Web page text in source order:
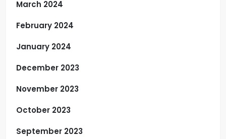
March 2024
February 2024
January 2024
December 2023
November 2023
October 2023
September 2023